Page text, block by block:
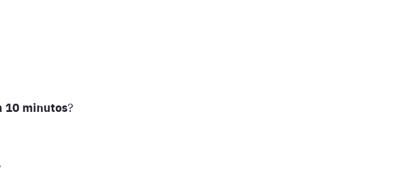
10 minutos?